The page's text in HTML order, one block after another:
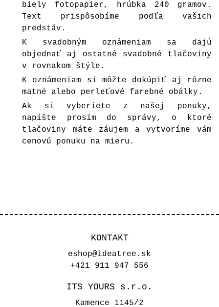
biely fotopapier, hrúbka 240 gramov.
Text prispôsobíme podľa vašich
predstáv.
K svadobným oznámeniam sa dajú
objednať aj ostatné svadobné tlačoviny
v rovnakom štýle.
K oznámeniam si môžte dokúpiť aj rôzne
matné alebo perleťové farebné obálky .
Ak si vyberiete z našej ponuky,
napíšte prosím do správy, o ktoré
tlačoviny máte záujem a vytvoríme vám
cenovú ponuku na mieru.
KONTAKT
eshop@ideatree.sk
+421 911 947 556
ITS YOURS s.r.o.
Kamence 1145/2